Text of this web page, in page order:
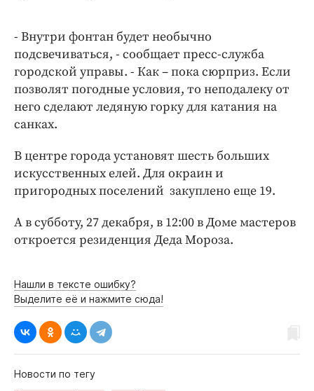
- Внутри фонтан будет необычно
подсвечиваться, - сообщает пресс-служба
городской управы. - Как – пока сюрприз. Если
позволят погодные условия, то неподалеку от
него сделают ледяную горку для катания на
санках.
В центре города установят шесть больших
искусственных елей. Для окраин и
пригородных поселений закуплено еще 19.
А в субботу, 27 декабря, в 12:00 в Доме мастеров
откроется резиденция Деда Мороза.
Нашли в тексте ошибку?
Выделите её и нажмите сюда!
Новости по тегу